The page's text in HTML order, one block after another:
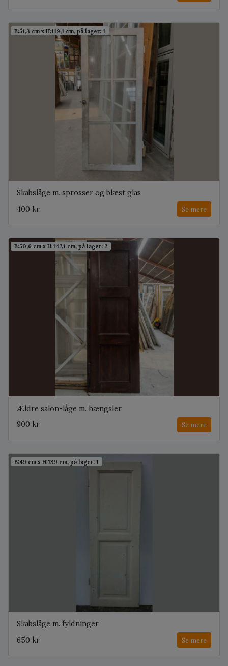
B:51,3 cm x H:119,1 cm, på lager: 1
Skabslåge m. sprosser og blæst glas
400 kr.
Se mere
B:50,6 cm x H:147,1 cm, på lager: 2
Ældre salon-låge m. hængsler
900 kr.
Se mere
B:49 cm x H:139 cm, på lager: 1
Skabslåge m. fyldninger
650 kr.
Se mere